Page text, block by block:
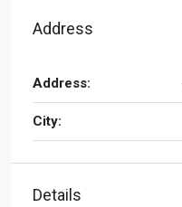
Address
Address:
City:
Details